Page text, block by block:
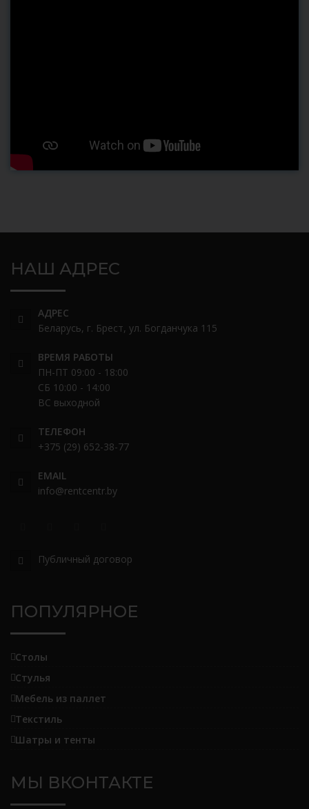
НАШ АДРЕС
АДРЕС
Беларусь, г. Брест, ул. Богданчука 115
ВРЕМЯ РАБОТЫ
ПН-ПТ 09:00 - 18:00
СБ 10:00 - 14:00
ВС выходной
ТЕЛЕФОН
+375 (29) 652-38-77
EMAIL
info@rentcentr.by
Публичный договор
ПОПУЛЯРНОЕ
Столы
Стулья
Мебель из паллет
Текстиль
Шатры и тенты
МЫ ВКОНТАКТЕ